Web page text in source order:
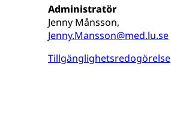
Administratör
Jenny Månsson,
Jenny.Mansson@med.lu.se
Tillgänglighetsredogörelse